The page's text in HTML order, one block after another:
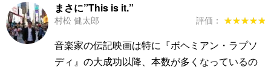
まさに”This is it.”
村松 健太郎 評価： ★★★★★
★★★★★
音楽家の伝記映画は特に『ボヘミアン・ラプソ
ディ』の大成功以降、本数が多くなっているの